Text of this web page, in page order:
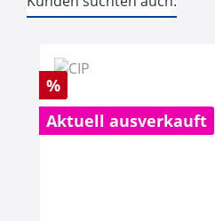
Produktgalerie
Rabatt
%
Aktuell ausverkauft